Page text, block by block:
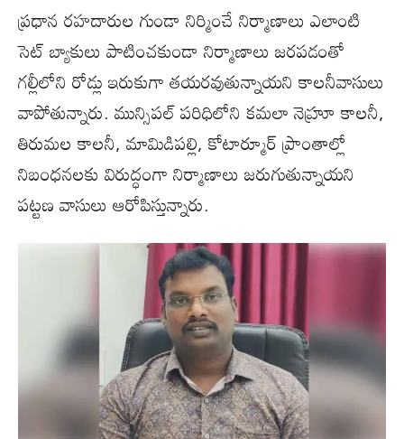
ప్రధాన రహదారుల గుండా నిర్మించే నిర్మాణాలు ఎలాంటి
సెట్ బ్యాకులు పాటించకుండా నిర్మాణాలు జరపడంతో
గల్లీలోని రోడ్లు ఇరుకుగా తయరవుతున్నాయని కాలనీవాసులు
వాపోతున్నారు. మున్సిపల్ పరిధిలోని కమలా నెహ్రూ కాలనీ,
తిరుమల కాలనీ, మామిడిపల్లి, కోటార్మూర్ ప్రాంతాల్లో
నిబంధనలకు విరుద్ధంగా నిర్మాణాలు జరుగుతున్నాయని
పట్టణ వాసులు ఆరోపిస్తున్నారు.